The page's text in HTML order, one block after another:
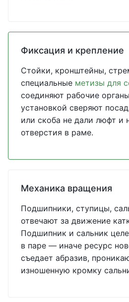
Фиксация и крепление
Стойки, кронштейны,
специальные метизы для
соединяют рабочие
установкой сверяют
или скоба не дали люфт и
отверстия в раме.
Механика вращения
Подшипники, ступицы,
отвечают за движение
Подшипник и сальник
в паре — иначе ресурс
съедает абразив,
изношенную кромку